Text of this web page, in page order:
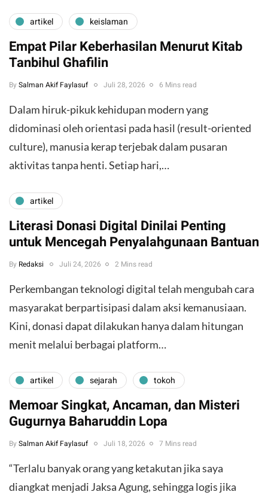
artikel keislaman
Empat Pilar Keberhasilan Menurut Kitab
Tanbihul Ghafilin
By Salman Akif Faylasuf Juli 28, 2026 6 Mins read
Dalam hiruk-pikuk kehidupan modern yang
didominasi oleh orientasi pada hasil (result-oriented
culture), manusia kerap terjebak dalam pusaran
aktivitas tanpa henti. Setiap hari,…
artikel
Literasi Donasi Digital Dinilai Penting
untuk Mencegah Penyalahgunaan Bantuan
By Redaksi Juli 24, 2026 2 Mins read
Perkembangan teknologi digital telah mengubah cara
masyarakat berpartisipasi dalam aksi kemanusiaan.
Kini, donasi dapat dilakukan hanya dalam hitungan
menit melalui berbagai platform…
artikel sejarah tokoh
Memoar Singkat, Ancaman, dan Misteri
Gugurnya Baharuddin Lopa
By Salman Akif Faylasuf Juli 18, 2026 7 Mins read
“Terlalu banyak orang yang ketakutan jika saya
diangkat menjadi Jaksa Agung, sehingga logis jika